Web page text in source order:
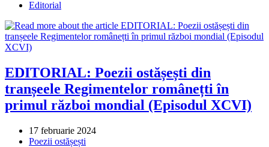
published:
Post
Editorial
EDITORIAL: Poezii ostășești din
tranșeele Regimentelor românețti în
primul război mondial (Episodul XCVI)
Post
published:
17 februarie 2024
Post
Poezii ostășești